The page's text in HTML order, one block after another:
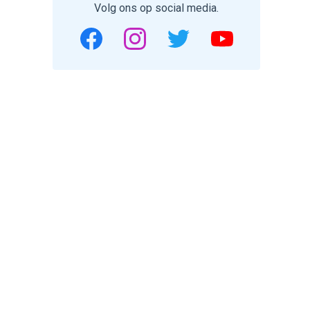
Volg ons op social media.